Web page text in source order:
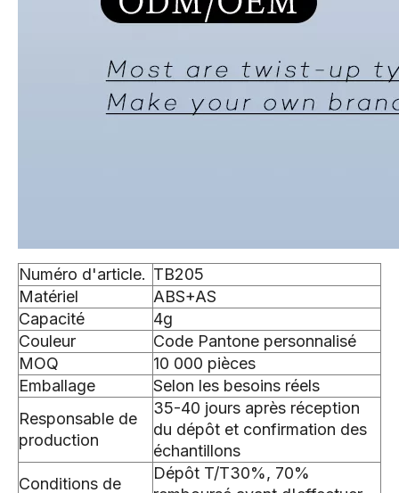
Numéro d'article. TB205
Matériel
ABS+AS
Capacité
4g
Couleur
Code Pantone personnalisé
MOQ
10 000 pièces
Emballage
Selon les besoins réels
Responsable de
production
35-40 jours après réception
du dépôt et confirmation des
échantillons
Conditions de
Dépôt T/T30%, 70%